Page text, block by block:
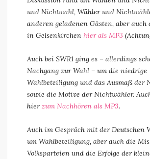
und Nichtwahl, Wähler und
anderen geladenen Gästen, aber auch
in Gelsenkirchen hier als MP3
Auch bei SWR1 ging es – allerdings
Nachgang zur Wahl – um die niedrige
Wahlbeteiligung und das Ausmaß der
sowie die Motive der Nichtwähler.
hierzum Nachhören als MP3.
Auch im Gespräch mit der Deutschen
um Wahlbeteiligung, aber auch die
Volksparteien und die Erfolge der